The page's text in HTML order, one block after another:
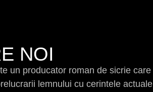
NOI
un producator roman de sicrie care
lemnului cu cerintele actuale